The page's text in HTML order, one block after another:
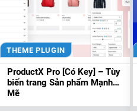
THEME PLUGIN
ProductX Pro [Có Key] – Tùy
biến trang Sản phẩm Mạnh
Mẽ